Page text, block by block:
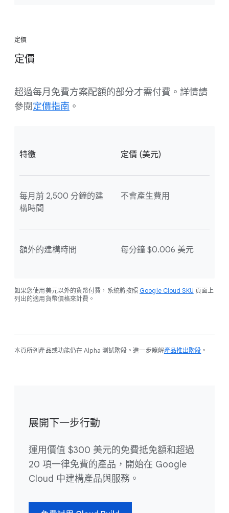
定價
定價
超過每月免費方案配額的部分才需付費。詳情請
參閱定價指南 。
特徵 定價 (美元)
每月前 2,500 分鐘的建
構時間
不會產生費用
額外的建構時間 每分鐘 $0.006 美元
如果您使用美元以外的貨幣付費，系統將按照 Google Cloud SKU 頁面上
列出的適用貨幣價格來計費。
本頁所列產品或功能仍在 Alpha 測試階段。進一步瞭解產品推出階段 。
展開下一步行動
運用價值 $300 美元的免費抵免額和超過
20 項一律免費的產品，開始在 Google
Cloud 中建構產品與服務。